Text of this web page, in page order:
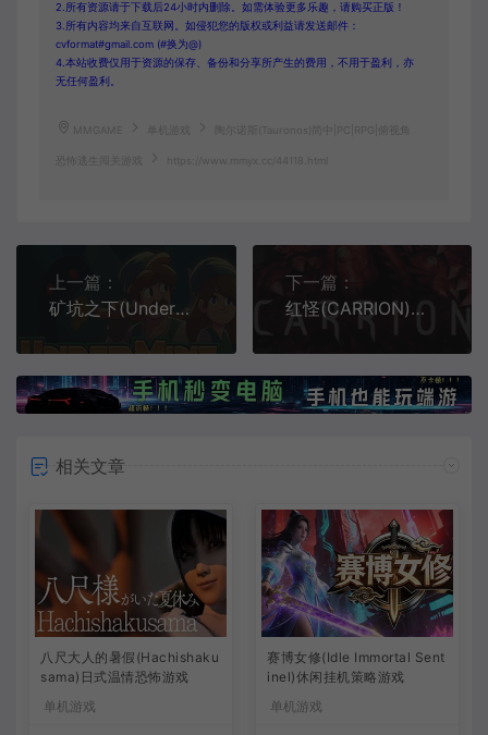
2.所有资源请于下载后24小时内删除。如需体验更多乐趣，请购买正版！
3.所有内容均来自互联网。如侵犯您的版权或利益请发送邮件：
cvformat#gmail.com (#换为@)
4.本站收费仅用于资源的保存、备份和分享所产生的费用，不用于盈利，亦
无任何盈利。
MMGAME 陶尔诺斯(Tauronos)简中|PC|RPG|俯视角
https://www.mmyx.cc/44118.html
上一篇：
矿坑之下(UnderMine)地牢探索冒险游戏
下一篇：
红怪(CARRION)简中|PC|ACT|怪物逆转恐怖游戏
相关文章
八尺大人的暑假(Hachishaku
sama)日式温情恐怖游戏
单机游戏
赛博女修(Idle Immortal Sent
inel)休闲挂机策略游戏
单机游戏